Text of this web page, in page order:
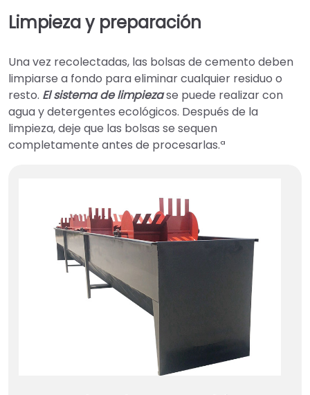
Limpieza y preparación
Una vez recolectadas, las bolsas de cemento deben
limpiarse a fondo para eliminar cualquier residuo o
resto. El sistema de limpiezase puede realizar con
agua y detergentes ecológicos. Después de la
limpieza, deje que las bolsas se sequen
completamente antes de procesarlas.ª